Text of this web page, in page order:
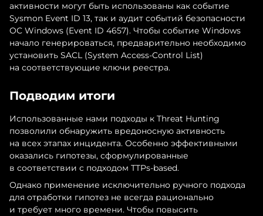
активности могут быть использованы как событие
Sysmon Event ID 13, так и аудит событий безопасности
ОС Windows (Event ID 4657). Чтобы событие Windows
начало генерироваться, предварительно необходимо
установить SACL (System Access-Control List)
на соответствующие ключи реестра.
Подводим итоги
Использованные нами подходы к Threat Hunting
позволили обнаружить вредоносную активность
на всех этапах инцидента. Особенно эффективными
оказались гипотезы, сформулированные
в соответствии с подходом TTPs-based.
Однако применение исключительно ручного подхода
для отработки гипотез не всегда рационально
и требует много времени. Чтобы повысить